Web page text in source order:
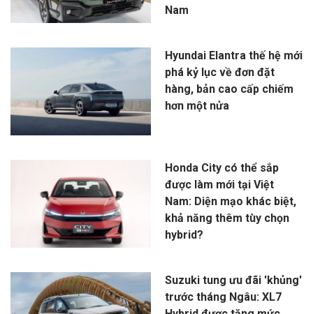
Nam
Hyundai Elantra thế hệ mới
phá kỷ lục về đơn đặt
hàng, bản cao cấp chiếm
hơn một nửa
Honda City có thể sắp
được làm mới tại Việt
Nam: Diện mạo khác biệt,
khả năng thêm tùy chọn
hybrid?
Suzuki tung ưu đãi 'khủng'
trước tháng Ngâu: XL7